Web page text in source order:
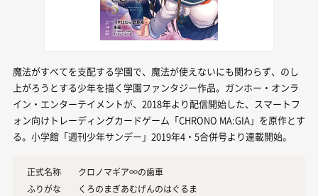
魔法がすべてを支配する学園で、魔法が使えないにも関わらず、のし
上がろうとする少年を描く学園ファンタジー作品。ガンホー・オンラ
イン・エンターテイメントが、2018年より配信開始した、スマートフ
ォン向けトレーディングカードゲーム「CHRONO MA:GIA」を原作とす
る。小学館「週刊少年サンデー」2019年4・5合併号より連載開始。
正式名称
クロノマギア∞の歯車
ふりがな
くろのまぎあむげんのはぐるま